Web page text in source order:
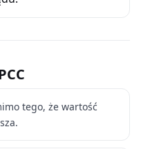
tego, że wartość